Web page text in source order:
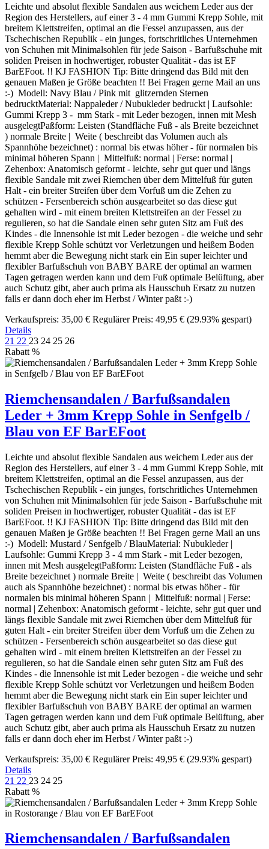
Leichte und absolut flexible Sandalen aus weichem Leder aus der
Region des Herstellers, auf einer 3 - 4 mm Gummi Krepp Sohle, mit
breitem Klettstreifen, optimal an die Fessel anzupassen, aus der
Tschechischen Republik - ein junges, fortschritliches Unternehmen
von Schuhen mit Minimalsohlen für jede Saison - Barfußschuhe mit
soliden Preisen in hochwertiger, robuster Qualität - das ist EF
BarEFoot. !! KJ FASHION Tip: Bitte dringend das Bild mit den
genauen Maßen je Größe beachten !! Bei Fragen gerne Mail an uns
:-) Modell: Navy Blau / Pink mit glitzernden Sternen
bedrucktMaterial: Nappaleder / Nubukleder bedruckt | Laufsohle:
Gummi Krepp 3 - mm Stark - mit Leder bezogen, innen mit Mesh
ausgelegtPaßform: Leisten (Standfläche Fuß - als Breite bezeichnet
) normale Breite | Weite ( beschreibt das Volumen auch als
Spannhöhe bezeichnet) : normal bis etwas höher - für normalen bis
minimal höheren Spann | Mittelfuß: normal | Ferse: normal |
Zehenbox: Anatomisch geformt - leichte, sehr gut quer und längs
flexible Sandale mit zwei Riemchen über dem Mittelfuß für guten
Halt - ein breiter Streifen über dem Vorfuß um die Zehen zu
schützen - Fersenbereich schön ausgearbeitet so das diese gut
gehalten wird - mit einem breiten Klettstreifen an der Fessel zu
regulieren, so hat die Sandale einen sehr guten Sitz am Fuß des
Kindes - die Innensohle ist mit Leder bezogen - die weiche und sehr
flexible Krepp Sohle schützt vor Verletzungen und heißem Boden
hemmt aber die Bewegung nicht stark ein Ein super leichter und
flexibler Barfußschuh von BABY BARE der optimal an warmen
Tagen getragen werden kann und dem Fuß optimale Belüftung, aber
auch Schutz gibt, aber auch prima als Hausschuh Ersatz zu nutzen
falls er dann doch eher im Herbst / Winter paßt :-)
Verkaufspreis: 35,00 € Regulärer Preis: 49,95 € (29.93% gespart)
Details
21 22 23 24 25 26
Rabatt %
Riemchensandalen / Barfußsandalen
Leder + 3mm Krepp Sohle in Senfgelb /
Blau von EF BarEFoot
Leichte und absolut flexible Sandalen aus weichem Leder aus der
Region des Herstellers, auf einer 3 - 4 mm Gummi Krepp Sohle, mit
breitem Klettstreifen, optimal an die Fessel anzupassen, aus der
Tschechischen Republik - ein junges, fortschritliches Unternehmen
von Schuhen mit Minimalsohlen für jede Saison - Barfußschuhe mit
soliden Preisen in hochwertiger, robuster Qualität - das ist EF
BarEFoot. !! KJ FASHION Tip: Bitte dringend das Bild mit den
genauen Maßen je Größe beachten !! Bei Fragen gerne Mail an uns
:-) Modell: Mustard / Senfgelb / BlauMaterial: Nubukleder |
Laufsohle: Gummi Krepp 3 - 4 mm Stark - mit Leder bezogen,
innen mit Mesh ausgelegtPaßform: Leisten (Standfläche Fuß - als
Breite bezeichnet ) normale Breite | Weite ( beschreibt das Volumen
auch als Spannhöhe bezeichnet) : normal bis etwas höher - für
normalen bis minimal höheren Spann | Mittelfuß: normal | Ferse:
normal | Zehenbox: Anatomisch geformt - leichte, sehr gut quer und
längs flexible Sandale mit zwei Riemchen über dem Mittelfuß für
guten Halt - ein breiter Streifen über dem Vorfuß um die Zehen zu
schützen - Fersenbereich schön ausgearbeitet so das diese gut
gehalten wird - mit einem breiten Klettstreifen an der Fessel zu
regulieren, so hat die Sandale einen sehr guten Sitz am Fuß des
Kindes - die Innensohle ist mit Leder bezogen - die weiche und sehr
flexible Krepp Sohle schützt vor Verletzungen und heißem Boden
hemmt aber die Bewegung nicht stark ein Ein super leichter und
flexibler Barfußschuh von BABY BARE der optimal an warmen
Tagen getragen werden kann und dem Fuß optimale Belüftung, aber
auch Schutz gibt, aber auch prima als Hausschuh Ersatz zu nutzen
falls er dann doch eher im Herbst / Winter paßt :-)
Verkaufspreis: 35,00 € Regulärer Preis: 49,95 € (29.93% gespart)
Details
21 22 23 24 25
Rabatt %
Riemchensandalen / Barfußsandalen